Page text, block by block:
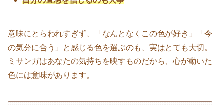
意味にとらわれすぎず、「なんとなくこの色が好き」「今
の気分に合う」と感じる色を選ぶのも、実はとても大切。
ミサンガはあなたの気持ちを映すものだから、心が動いた
色には意味があります。